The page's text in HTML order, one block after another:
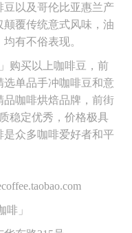
以及哥伦比亚惠兰产
覆传统意式风味，油
有不俗表现。
购买以上咖啡豆，前
单品手冲咖啡豆和意
咖啡烘焙品牌，前街
稳定优秀，价格极具
众多咖啡爱好者和平
」